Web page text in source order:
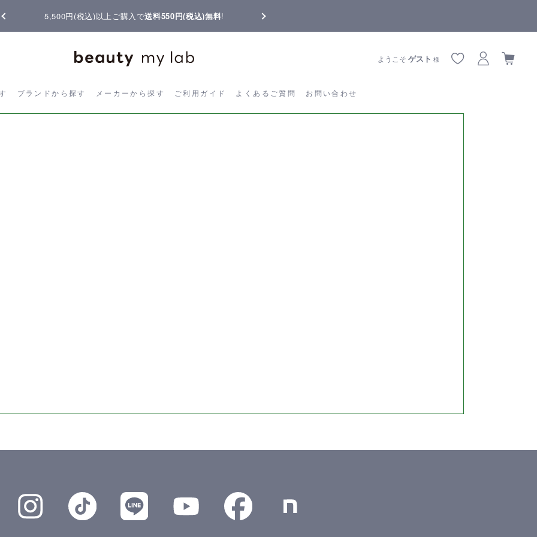
5,500円(税込)以上ご購入で送料550円(税込)無料!
ブランドから探す メーカーから探す ご利用ガイド よくあるご質問 お問い合わせ
ようこそゲスト 様
す ブランドから探す メーカーから探す ご利用ガイド よくあるご質問